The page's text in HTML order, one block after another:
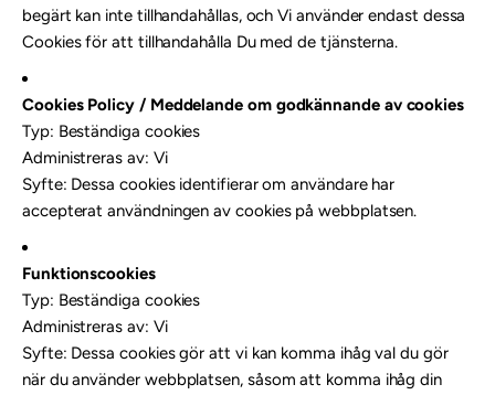
begärt kan inte tillhandahållas, och Vi använder endast dessa
Cookies för att tillhandahålla Du med de tjänsterna.
Cookies Policy / Meddelande om godkännande av cookies
Typ: Beständiga cookies
Administreras av: Vi
Syfte: Dessa cookies identifierar om användare har
accepterat användningen av cookies på webbplatsen.
Funktionscookies
Typ: Beständiga cookies
Administreras av: Vi
Syfte: Dessa cookies gör att vi kan komma ihåg val du gör
när du använder webbplatsen, såsom att komma ihåg din